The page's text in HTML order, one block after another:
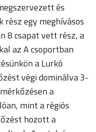
és
egy meghívásos
8 csapat vett rész, a
az A csoportban
a Lurkó
végi dominálva 3-
a
mint a régiós
hozott a